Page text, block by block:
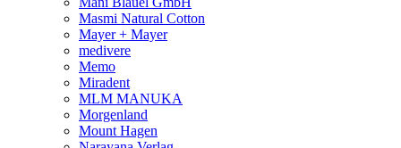
Masmi Natural Cotton
Mayer + Mayer
medivere
Memo
Miradent
MLM MANUKA
Morgenland
Mount Hagen